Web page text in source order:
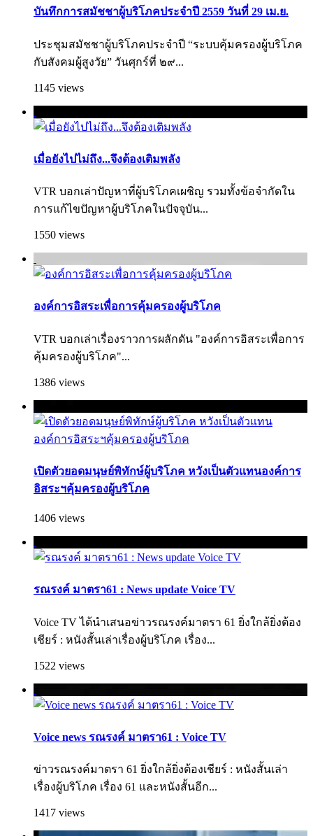
บันทึกการสมัชชาผู้บริโภคประจำปี 2559 วันที่ 29 เม.ย.
ประชุมสมัชชาผู้บริโภคประจำปี “ระบบคุ้มครองผู้บริโภค
กับสังคมผู้สูงวัย” วันศุกร์ที่ ๒๙...
1145 views
เมื่อยังไปไม่ถึง...จึงต้องเติมพลัง
VTR บอกเล่าปัญหาที่ผู้บริโภคเผชิญ รวมทั้งข้อจำกัดใน
การแก้ไขปัญหาผู้บริโภคใ­นปัจจุบัน...
1550 views
องค์การอิสระเพื่อการคุ้มครองผู้บริโภค
VTR บอกเล่าเรื่องราวการผลักดัน "องค์การอิสระเพื่อการ
คุ้มครองผู้บริ­โภค"...
1386 views
เปิดตัวยอดมนุษย์พิทักษ์ผู้บริโภค หวังเป็นตัวแทนองค์การ
อิสระฯคุ้มครองผู้บริโภค
1406 views
รณรงค์ มาตรา61 : News update Voice TV
Voice TV ได้นำเสนอข่าวรณรงค์มาตรา 61 ยิ่งใกล้ยิ่งต้อง
เชียร์ : หนังสั้นเล่าเรื่องผู้บริโภค เรื่อง...
1522 views
Voice news รณรงค์ มาตรา61 : Voice TV
ข่าวรณรงค์มาตรา 61 ยิ่งใกล้ยิ่งต้องเชียร์ : หนังสั้นเล่า
เรื่องผู้บริโภค เรื่อง 61 และหนังสั้นอีก...
1417 views